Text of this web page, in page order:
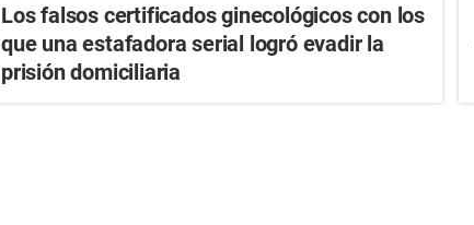
Los falsos certificados ginecológicos con los
que una estafadora serial logró evadir la
prisión domiciliaria